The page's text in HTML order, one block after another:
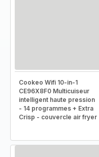
Cookeo Wifi 10-in-1
CE96X8F0 Multicuiseur
intelligent haute pression
- 14 programmes + Extra
Crisp - couvercle air fryer